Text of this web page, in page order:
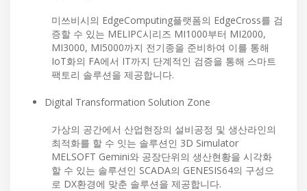
미쓰비시의 EdgeComputing플랫폼의 EdgeCross를 검
증할 수 있는 MELIPC시리즈 MI1000부터 MI2000,
MI3000, MI5000까지 전기종을 준비하여 이를 통해
IoT화의 FA에서 IT까지 단계적인 검증을 통해 스마트
팩토리 솔루션을 제공합니다.
Digital Transformation Solution Zone
가상의 공간에서 산업현장의 설비공정 및 생산라인의
최적화를 할 수 잇는 솔루션인 3D Simulator
MELSOFT Gemini와 공장단위의 생산현황을 시각화
할 수 있는 솔루션인 SCADA의 GENESIS64의 구성으
로 DX환경에 맞춘 솔루션을 제공합니다.